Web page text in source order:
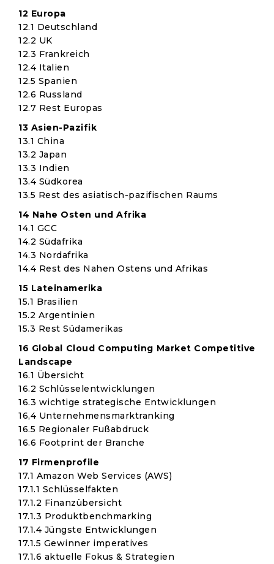
12 Europa
12.1 Deutschland
12.2 UK
12.3 Frankreich
12.4 Italien
12.5 Spanien
12.6 Russland
12.7 Rest Europas
13 Asien-Pazifik
13.1 China
13.2 Japan
13.3 Indien
13.4 Südkorea
13.5 Rest des asiatisch-pazifischen Raums
14 Nahe Osten und Afrika
14.1 GCC
14.2 Südafrika
14.3 Nordafrika
14.4 Rest des Nahen Ostens und Afrikas
15 Lateinamerika
15.1 Brasilien
15.2 Argentinien
15.3 Rest Südamerikas
16 Global Cloud Computing Market Competitive
Landscape
16.1 Übersicht
16.2 Schlüsselentwicklungen
16.3 wichtige strategische Entwicklungen
16,4 Unternehmensmarktranking
16.5 Regionaler Fußabdruck
16.6 Footprint der Branche
17 Firmenprofile
17.1 Amazon Web Services (AWS)
17.1.1 Schlüsselfakten
17.1.2 Finanzübersicht
17.1.3 Produktbenchmarking
17.1.4 Jüngste Entwicklungen
17.1.5 Gewinner imperatives
17.1.6 aktuelle Fokus & Strategien